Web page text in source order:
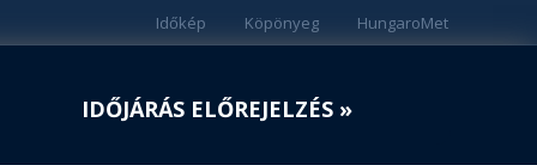
HungaroMet
Köpönyeg
Időkép
IDŐJÁRÁS ELŐREJELZÉS »